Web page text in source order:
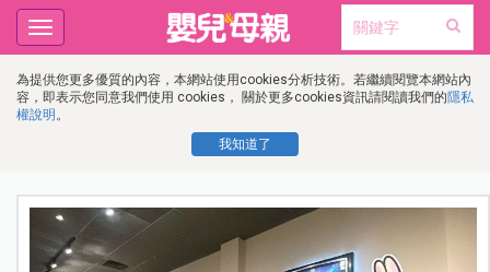
為提供您更多優質的內容，本網站使用cookies分析技術。若繼續閱覽本網站內
容，即表示您同意我們使用 cookies， 關於更多cookies資訊請閱讀我們的隱私
權說明 。
我知道了
Toggle
navigation